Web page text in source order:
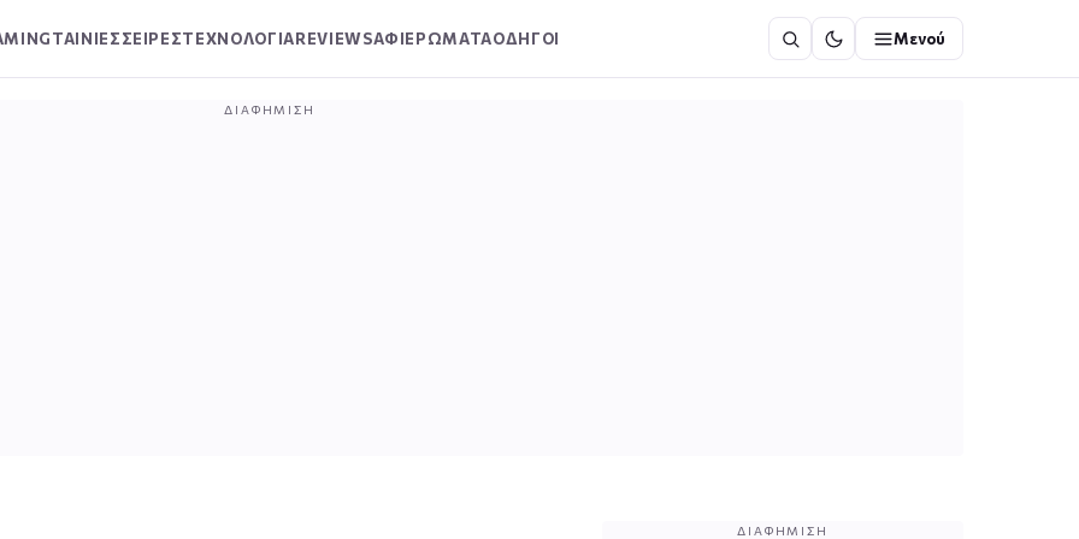
ΤΑΙΝΙΕΣΣΕΙΡΕΣΤΕΧΝΟΛΟΓΙΑREVIEWSΑΦΙΕΡΩΜΑΤΑΟΔΗΓΟΙ Μενού
ΔΙΑΦΉΜΙΣΗ
ΔΙΑΦΉΜΙΣΗ